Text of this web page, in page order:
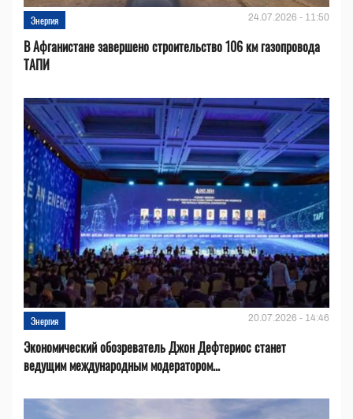
Энергия 24.07.2026 - 11:50
В Афганистане завершено строительство 106 км газопровода
ТАПИ
Энергия 20.07.2026 - 14:46
Экономический обозреватель Джон Дефтериос станет
ведущим международным модератором...